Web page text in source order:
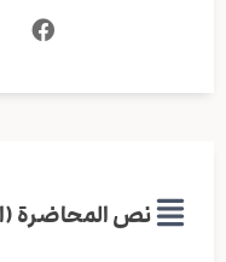
نص المحاضرة